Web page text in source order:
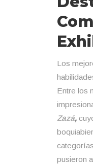
Los
Entre los
Zazá,
pusieron